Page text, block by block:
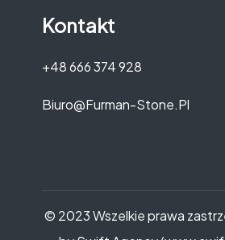
Kontakt
+48 666 374 928
Biuro@furman-Stone.pl
© 2023 Wszelkie prawa